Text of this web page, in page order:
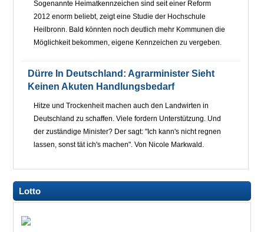
Sogenannte Heimatkennzeichen sind seit einer Reform
2012 enorm beliebt, zeigt eine Studie der Hochschule
Heilbronn. Bald könnten noch deutlich mehr Kommunen die
Möglichkeit bekommen, eigene Kennzeichen zu vergeben.
Dürre In Deutschland: Agrarminister Sieht
Keinen Akuten Handlungsbedarf
Hitze und Trockenheit machen auch den Landwirten in
Deutschland zu schaffen. Viele fordern Unterstützung. Und
der zuständige Minister? Der sagt: "Ich kann's nicht regnen
lassen, sonst tät ich's machen". Von Nicole Markwald.
Lotto